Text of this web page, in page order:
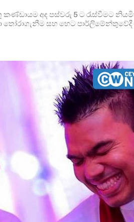
අද පස්වරු 5 ට රැස්වීමට
තෝරාගැනීම සහ හෙට පාර්ලිමේන්තුවේදී